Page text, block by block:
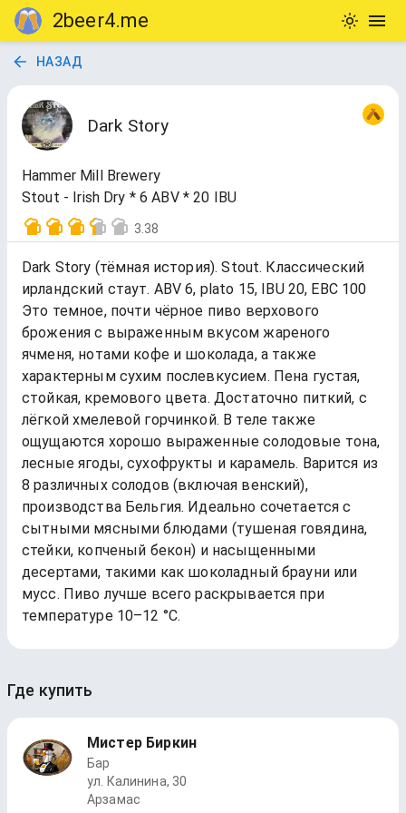
2beer4.me
НАЗАД
Dark Story
Hammer Mill Brewery
Stout - Irish Dry * 6 ABV * 20 IBU
3.38
Dark Story (тёмная история). Stout. Классический
ирландский стаут. ABV 6, plato 15, IBU 20, EBC 100
Это темное, почти чёрное пиво верхового
брожения с выраженным вкусом жареного
ячменя, нотами кофе и шоколада, а также
характерным сухим послевкусием. Пена густая,
стойкая, кремового цвета. Достаточно питкий, с
лёгкой хмелевой горчинкой. В теле также
ощущаются хорошо выраженные солодовые тона,
лесные ягоды, сухофрукты и карамель. Варится из
8 различных солодов (включая венский),
производства Бельгия. Идеально сочетается с
сытными мясными блюдами (тушеная говядина,
стейки, копченый бекон) и насыщенными
десертами, такими как шоколадный брауни или
мусс. Пиво лучше всего раскрывается при
температуре 10–12 °C.
Где купить
Мистер Биркин
Бар
ул. Калинина, 30
Арзамас